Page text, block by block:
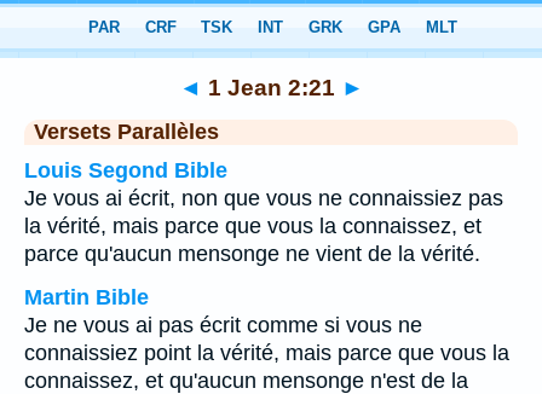
Chapitre 2> Verset 21
◄ 1 Jean 2:21 ►
Versets Parallèles
Louis Segond Bible
Je vous ai écrit, non que vous ne connaissiez pas
la vérité, mais parce que vous la connaissez, et
parce qu'aucun mensonge ne vient de la vérité.
Martin Bible
Je ne vous ai pas écrit comme si vous ne
connaissiez point la vérité, mais parce que vous la
connaissez, et qu'aucun mensonge n'est de la